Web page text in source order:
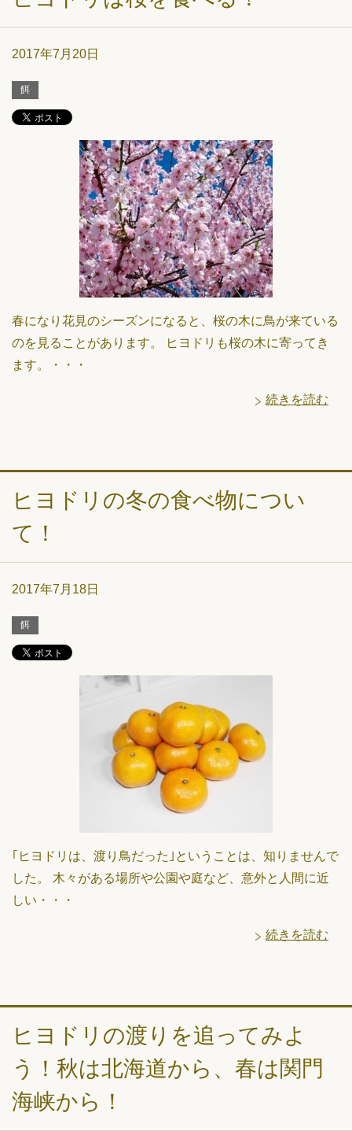
2017年7月20日
餌
春になり花見のシーズンになると、桜の木に鳥が来ている
のを見ることがあります。 ヒヨドリも桜の木に寄ってき
ます。・・・
続きを読む
ヒヨドリの冬の食べ物につい
て！
2017年7月18日
餌
｢ヒヨドリは、渡り鳥だった｣ということは、知りませんで
した。 木々がある場所や公園や庭など、意外と人間に近
しい・・・
続きを読む
ヒヨドリの渡りを追ってみよ
う！秋は北海道から、春は関門
海峡から！